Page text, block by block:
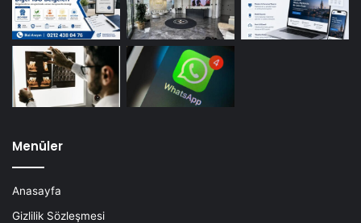
Menüler
Anasayfa
Gizlilik Sözleşmesi